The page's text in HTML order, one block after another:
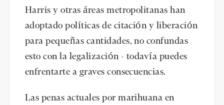
Harris y otras áreas metropolitanas han
adoptado políticas de citación y liberación
para pequeñas cantidades, no confundas
esto con la legalización - todavía puedes
enfrentarte a graves consecuencias.
Las penas actuales por marihuana en